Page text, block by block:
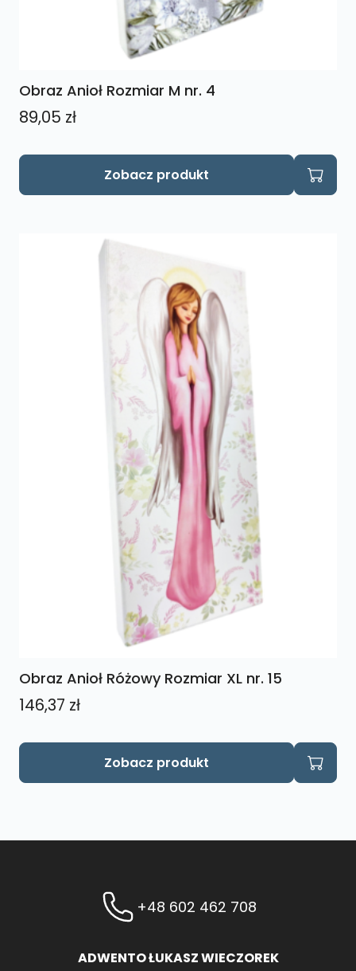
Obraz Anioł Rozmiar M nr. 4
89,05 zł
Zobacz produkt
Obraz Anioł Różowy Rozmiar XL nr. 15
146,37 zł
Zobacz produkt
+48 602 462 708
ADWENTO ŁUKASZ WIECZOREK